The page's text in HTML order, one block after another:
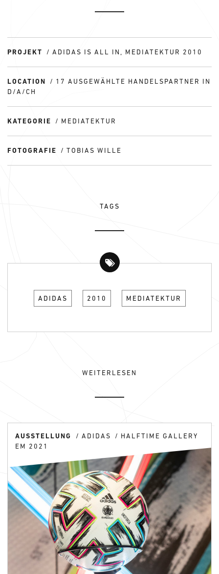
PROJEKT ADIDAS IS ALL IN, MEDIATEKTUR 2010
LOCATION
17 AUSGEWÄHLTE HANDELSPARTNER IN
D/A/CH
KATEGORIE MEDIATEKTUR
FOTOGRAFIE TOBIAS WILLE
TAGS
ADIDAS 2010 MEDIATEKTUR
WEITERLESEN
AUSSTELLUNG ADIDAS
HALFTIME GALLERY
EM 2021